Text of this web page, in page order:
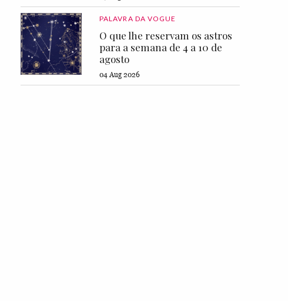
PALAVRA DA VOGUE
O que lhe reservam os astros
para a semana de 4 a 10 de
agosto
04 Aug 2026